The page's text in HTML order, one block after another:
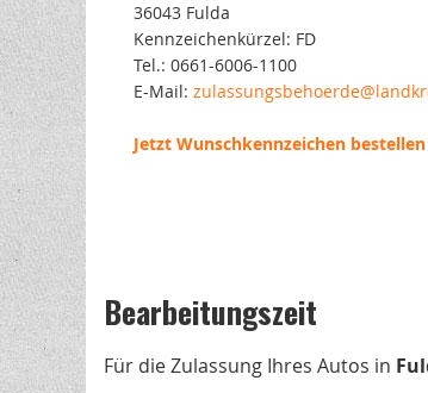
36043 Fulda
Kennzeichenkürzel: FD
Tel.: 0661-6006-1100
E-Mail:
Jetzt Wunschkennzeichen bestellen
Bearbeitungszeit
Für die Zulassung Ihres Autos in